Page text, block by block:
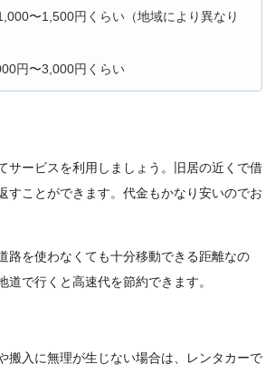
〜1,500円くらい（地域により異なり
円〜3,000円くらい
サービスを利用しましょう。旧居の近くで借
すことができます。代金もかなり安いのでお
路を使わなくても十分移動できる距離なの
道で行くと高速代を節約できます。
搬入に無理が生じない場合は、レンタカーで